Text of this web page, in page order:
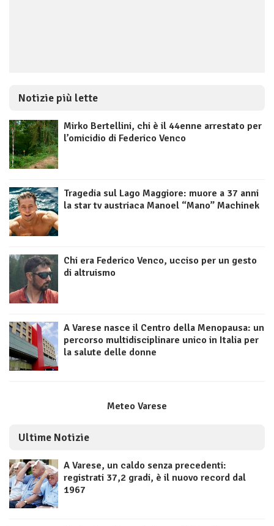
Notizie più lette
Mirko Bertellini, chi è il 44enne arrestato per
l’omicidio di Federico Venco
Tragedia sul Lago Maggiore: muore a 37 anni
la star tv austriaca Manoel “Mano” Machinek
Chi era Federico Venco, ucciso per un gesto
di altruismo
A Varese nasce il Centro della Menopausa: un
percorso multidisciplinare unico in Italia per
la salute delle donne
Meteo Varese
Ultime Notizie
A Varese, un caldo senza precedenti:
registrati 37,2 gradi, è il nuovo record dal
1967